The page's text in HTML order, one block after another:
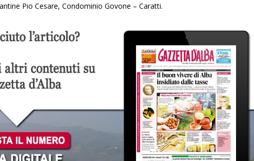
Pio Cesare, Condominio Govone – Caratti.